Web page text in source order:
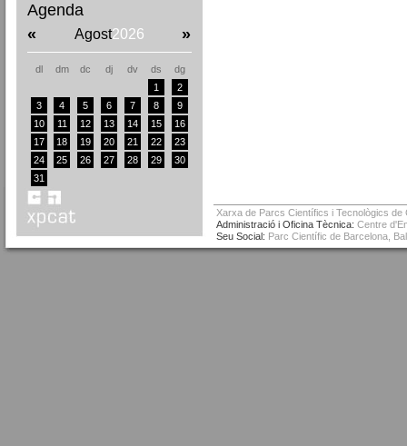
Agenda
«
Agost2026 »
dl dm dc dj dv ds
dg
1
2
3
4 5 6 7 8
9
10
11 12 13 14 15
16
17
18 19 20 21 22
23
24
25 26 27 28 29
30
31
Xarxa de Parcs Científics i Tecnològics
Administració i Oficina Tècnica: Centre
Seu Social: Parc Científic de Barcelona,